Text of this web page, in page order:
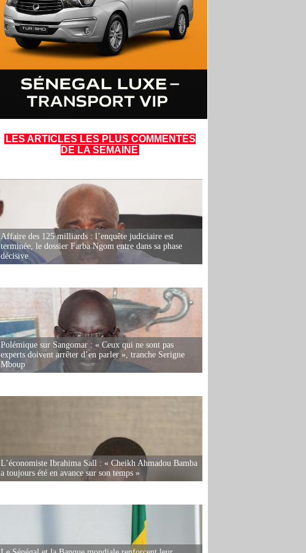
LES ARTICLES LES PLUS COMMENTÉS
DE LA SEMAINE
Affaire des 125 milliards : l’enquête judiciaire est
terminée, le dossier Farba Ngom entre dans sa phase
décisive
Polémique sur Sangomar : « Ceux qui ne sont pas
experts doivent arrêter d’en parler », tranche Serigne
Mboup
L’économiste Ibrahima Sall : « Cheikh Ahmadou Bamba
a toujours été en avance sur son temps »